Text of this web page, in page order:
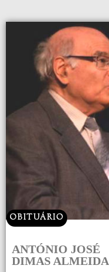
OBITUÁRIO
ANTÓNIO JOSÉ
DIMAS ALMEIDA